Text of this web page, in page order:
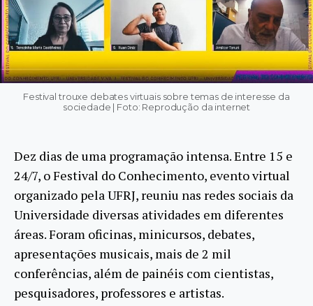
Festival trouxe debates virtuais sobre temas de interesse da
sociedade | Foto: Reprodução da internet
Dez dias de uma programação intensa. Entre 15 e
24/7, o Festival do Conhecimento, evento virtual
organizado pela UFRJ, reuniu nas redes sociais da
Universidade diversas atividades em diferentes
áreas. Foram oficinas, minicursos, debates,
apresentações musicais, mais de 2 mil
conferências, além de painéis com cientistas,
pesquisadores, professores e artistas.